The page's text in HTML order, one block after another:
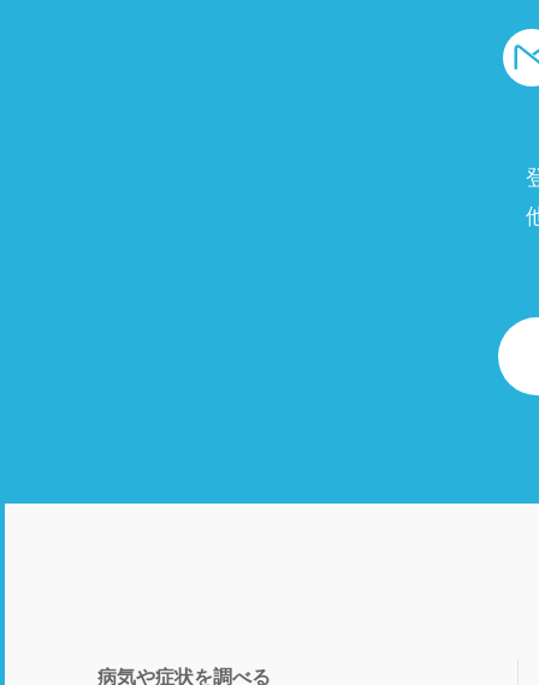
病気や症状を調べる